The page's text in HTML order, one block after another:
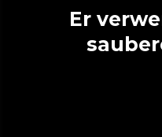
Er verwendet immer